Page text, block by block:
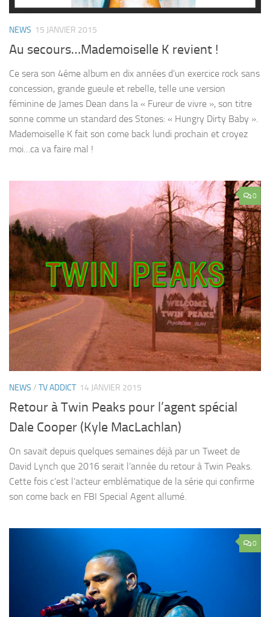
NEWS 15 JANVIER 2015
Au secours…Mademoiselle K revient !
Ce sera son 4éme album en dix années d’un exercice rock sans
concession, grande gueule et rebelle, telle une version
féminine de James Dean dans la « Fureur de vivre », son titre
sonne comme un standard des Stones: « Hungry Dirty Baby ».
Mademoiselle K fait son come back lundi prochain et croyez
moi…ca va faire mal !
0
NEWS / TV ADDICT 14 JANVIER 2015
Retour à Twin Peaks pour l’agent spécial
Dale Cooper (Kyle MacLachlan)
On savait depuis quelques semaines déjà par un Tweet de
David Lynch que 2016 serait l’année du retour à Twin Peaks.
Cette fois c’est l’acteur emblématique de la série qui confirme
son come back en FBI Special Agent allumé.
0